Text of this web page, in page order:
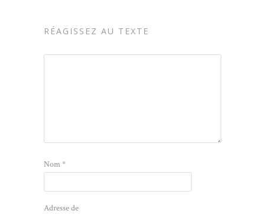
RÉAGISSEZ AU TEXTE
Nom*
Adresse de